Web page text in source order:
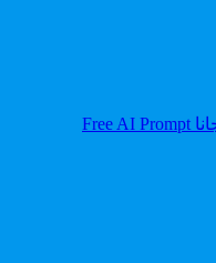
مولد أوامر الذكاء الاصطناعي مجانا Free AI Prompt